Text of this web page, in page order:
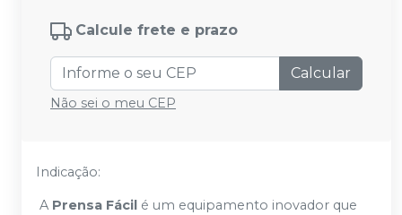
Calcule frete e prazo
Calcular
Não sei o meu CEP
Indicação:
A Prensa Fácil é um equipamento inovador que